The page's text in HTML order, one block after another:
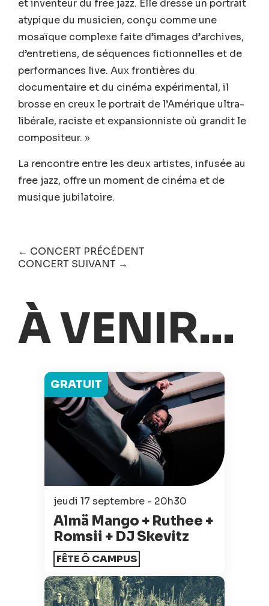
et inventeur du free jazz. Elle dresse un portrait
atypique du musicien, conçu comme une
mosaïque complexe faite d’images d’archives,
d’entretiens, de séquences fictionnelles et de
performances live. Aux frontières du
documentaire et du cinéma expérimental, il
brosse en creux le portrait de l’Amérique ultra-
libérale, raciste et expansionniste où grandit le
compositeur. »
La rencontre entre les deux artistes, infusée au
free jazz, offre un moment de cinéma et de
musique jubilatoire.
← CONCERT PRÉCÉDENT
CONCERT SUIVANT →
À VENIR...
jeudi 17 septembre - 20h30
Almä Mango + Ruthee +
Romsii + DJ Skevitz
FÊTE Ô CAMPUS
GRATUIT